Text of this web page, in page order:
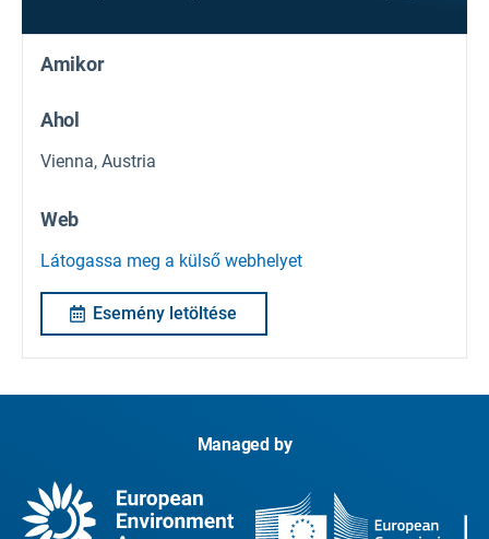
Amikor
Ahol
Vienna, Austria
Web
Látogassa meg a külső webhelyet
Esemény letöltése
Managed by